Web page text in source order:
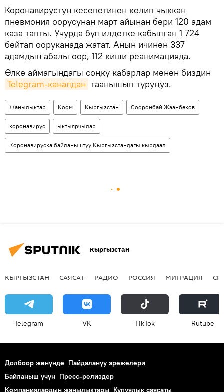
Коронавирустун кесепетинен келип чыккан
пневмония оорусунан март айынан бери 120 адам
каза тапты. Учурда бул илдетке кабылган 1 724
бейтап ооруканада жатат. Анын ичинен 337
адамдын абалы оор, 112 киши реанимацияда.
Өлкө аймагындагы соңку кабарлар менен биздин
Telegram-каналдан таанышып туруңуз.
Жаңылыктар Коом Кыргызстан Сооронбай Жээнбеков
коронавирус ыктыярчылар
Коронавируска байланыштуу Кыргызстандагы кырдаал
Кыргызстан
КЫРГЫЗСТАН САЯСАТ РАДИО РОССИЯ МИГРАЦИЯ
Telegram VK ТikТоk Rutube
Долбоор жөнүндө Пайдалануу эрежелери
Байланыш үчүн Пресс-релиздер
Компаниялардын жаңылыктары Купуялык саясаты